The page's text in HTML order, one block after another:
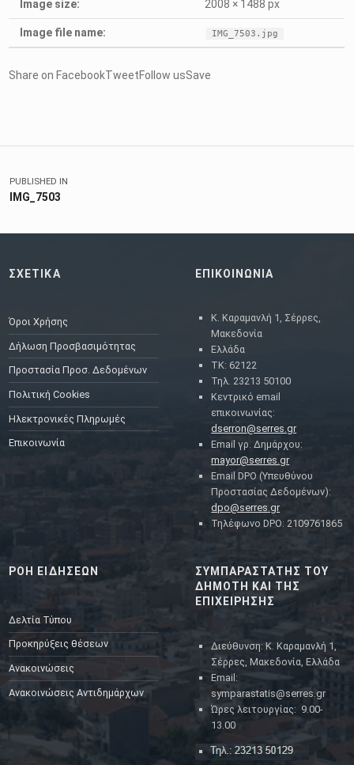
Image size: 2008 × 1488 px
Image file name: IMG_7503.jpg
Share on FacebookTweetFollow usSave
Πλοήγηση άρθρων
PUBLISHED IN
IMG_7503
ΣΧΕΤΙΚΑ
Όροι Χρήσης
Δήλωση Προσβασιμότητας
Προστασία Προσ. Δεδομένων
Πολιτική Cookies
Ηλεκτρονικές Πληρωμές
Επικοινωνία
ΕΠΙΚΟΙΝΩΝΙΑ
Κ. Καραμανλή 1, Σέρρες,
Μακεδονία
Ελλάδα
ΤΚ: 62122
Τηλ. 23213 50100
Κεντρικό email
επικοινωνίας:
dserron@serres.gr
Email γρ. Δημάρχου:
mayor@serres.gr
Email DPO (Υπευθύνου
Προστασίας Δεδομένων):
dpo@serres.gr
Τηλέφωνο DPO: 2109761865
ΡΟΗ ΕΙΔΗΣΕΩΝ
Δελτία Τύπου
Προκηρύξεις θέσεων
Ανακοινώσεις
Ανακοινώσεις Αντιδημάρχων
ΣΥΜΠΑΡΑΣΤΑΤΗΣ ΤΟΥ
ΔΗΜΟΤΗ ΚΑΙ ΤΗΣ
ΕΠΙΧΕΙΡΗΣΗΣ
Διεύθυνση: Κ. Καραμανλή 1,
Σέρρες, Μακεδονία, Ελλάδα
Email:
symparastatis@serres.gr
Ώρες λειτουργίας: 9.00-
13.00